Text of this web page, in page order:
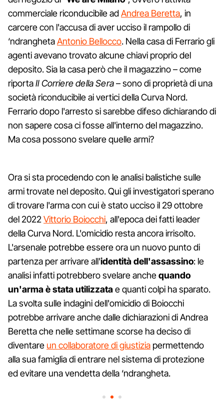
commerciale riconducibile adAndrea Beretta, in
carcere con l'accusa di aver ucciso il rampollo di
‘ndranghetaAntonio Bellocco. Nella casa di Ferrario gli
agenti avevano trovato alcune chiavi proprio del
deposito. Sia la casa però che il magazzino – come
riportaIl Corriere della Sera– sono di proprietà di una
società riconducibile ai vertici della Curva Nord.
Ferrario dopo l'arresto si sarebbe difeso dichiarando di
non sapere cosa ci fosse all'interno del magazzino.
Ma cosa possono svelare quelle armi?
Ora si sta procedendo con le analisi balistiche sulle
armi trovate nel deposito. Qui gli investigatori sperano
di trovare l'arma con cui è stato ucciso il 29 ottobre
del 2022 Vittorio Boiocchi, all'epoca dei fatti leader
della Curva Nord. L'omicidio resta ancora irrisolto.
L'arsenale potrebbe essere ora un nuovo punto di
partenza per arrivare all'identità dell'assassino: le
analisi infatti potrebbero svelare anchequando
un'arma è stata utilizzatae quanti colpi ha sparato.
La svolta sulle indagini dell'omicidio di Boiocchi
potrebbe arrivare anche dalle dichiarazioni di Andrea
Beretta che nelle settimane scorse ha deciso di
diventare un collaboratore di giustizia permettendo
alla sua famiglia di entrare nel sistema di protezione
ed evitare una vendetta della ‘ndrangheta.